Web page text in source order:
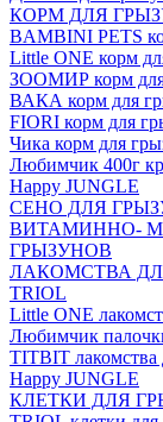
КОРМ ДЛЯ
BAMBINI PETS
Little ONE корм
ЗООМИР корм для
ВАКА корм для
FIORI корм для
Чика корм для
Любимчик 400г
Happy JUNGLE
СЕНО ДЛЯ
ВИТАМИННО-
ГРЫЗУНОВ
ЛАКОМСТВА
TRIOL
Little ONE
Любимчик
TITBIT лакомства
Happy JUNGLE
КЛЕТКИ ДЛЯ